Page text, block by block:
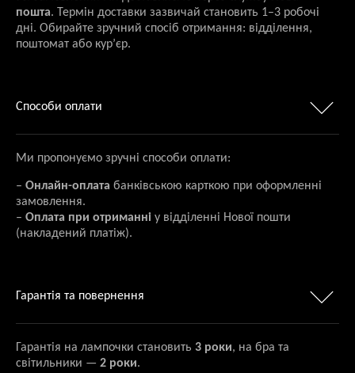
пошта. Термін доставки зазвичай становить 1–3 робочі
дні. Обирайте зручний спосіб отримання: відділення,
поштомат або кур’єр.
Способи оплати
Ми пропонуємо зручні способи оплати:
– Онлайн-оплата банківською карткою при оформленні
замовлення.
– Оплата при отриманні у відділенні Нової пошти
(накладений платіж).
Гарантія та повернення
Гарантія на лампочки становить 3 роки, на бра та
світильники — 2 роки.